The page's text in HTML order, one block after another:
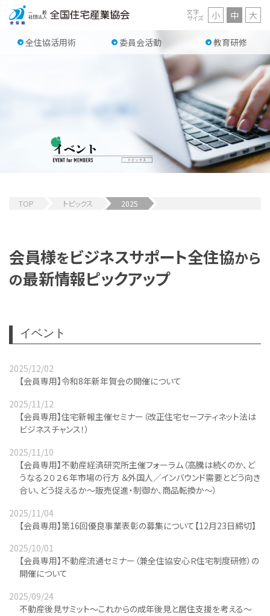
全住協活用術 委員会活動 教育研修
文字
サイズ 小 中 大
TOP トピックス 2025
会員様をビジネスサポート全住協から
の最新情報ピックアップ
イベント
2025/12/02
【会員専用】令和8年新年賀会の開催について
2025/11/12
【会員専用】住宅新報主催セミナー（改正住宅セーフティネット法は
ビジネスチャンス！）
2025/11/10
【会員専用】不動産経済研究所主催フォーラム（高騰は続くのか、ど
うなる２０２６年市場の行方 ＆外国人／インバウンド需要とどう向き
合い、どう捉えるか～販売促進・制御か、商品転換か～）
2025/11/04
【会員専用】第16回優良事業表彰の募集について【12月23日締切】
2025/10/01
【会員専用】不動産流通セミナー（兼全住協安心Ｒ住宅制度研修）の
開催について
2025/09/24
不動産後見サミット～これからの成年後見と居住支援を考える～